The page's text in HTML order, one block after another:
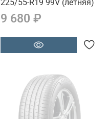
225/55-R19 99V (летняя)
9 680 ₽